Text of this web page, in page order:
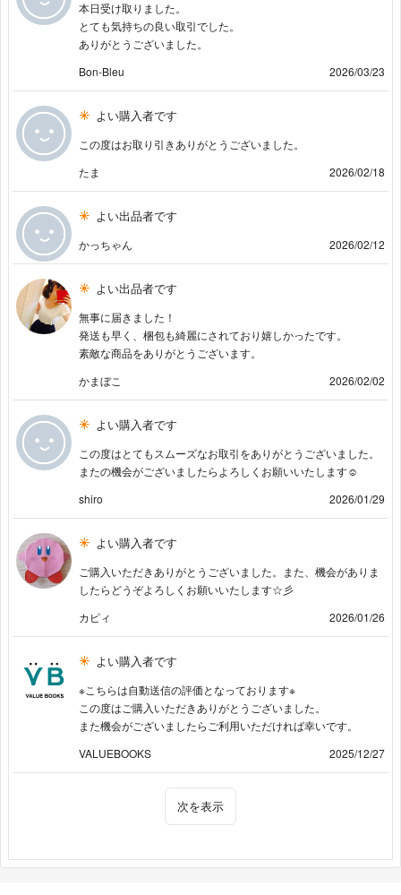
本日受け取りました。
とても気持ちの良い取引でした。
ありがとうございました。
Bon-Bleu
2026/03/23
よい購入者です
この度はお取り引きありがとうございました。
たま
2026/02/18
よい出品者です
かっちゃん 2026/02/12
よい出品者です
無事に届きました！
発送も早く、梱包も綺麗にされており嬉しかったです。
素敵な商品をありがとうございます。
かまぼこ
2026/02/02
よい購入者です
この度はとてもスムーズなお取引をありがとうございました。
またの機会がございましたらよろしくお願いいたします☺️
shiro
2026/01/29
よい購入者です
ご購入いただきありがとうございました。また、機会がありま
したらどうぞよろしくお願いいたします☆彡
カピィ
2026/01/26
よい購入者です
※こちらは自動送信の評価となっております※
この度はご購入いただきありがとうございました。
また機会がございましたらご利用いただければ幸いです。
VALUEBOOKS
2025/12/27
次を表示